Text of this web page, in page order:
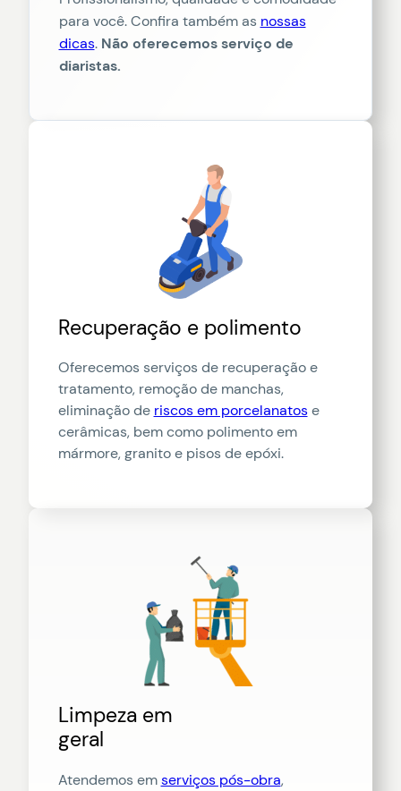
para você. Confira também as nossas
dicas.Não oferecemos serviço de
diaristas.
Recuperação e polimento
Oferecemos serviços de recuperação e
tratamento, remoção de manchas,
eliminação de riscos em porcelanatose
cerâmicas, bem como polimento em
mármore, granito e pisos de epóxi.
Limpeza em
geral
Atendemos emserviços pós-obra,